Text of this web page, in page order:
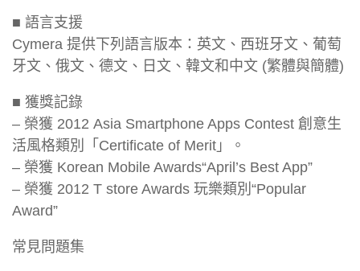
■ 語言支援
Cymera 提供下列語言版本：英文、西班牙文、葡萄
牙文、俄文、德文、日文、韓文和中文 (繁體與簡體)
■ 獲獎記錄
– 榮獲 2012 Asia Smartphone Apps Contest 創意生
活風格類別「Certificate of Merit」。
– 榮獲 Korean Mobile Awards“April’s Best App”
– 榮獲 2012 T store Awards 玩樂類別“Popular
Award”
常見問題集